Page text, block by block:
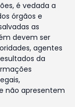
é vedada a
órgãos e
as
devem ser
agentes
da
não apresentem